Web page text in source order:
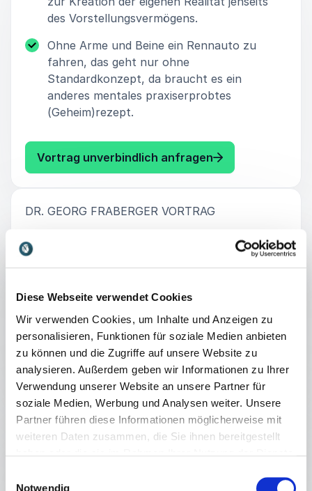
Diese Webseite verwendet Cookies
Wir verwenden Cookies, um Inhalte und Anzeigen zu
personalisieren, Funktionen für soziale Medien anbieten
zu können und die Zugriffe auf unsere Website zu
analysieren. Außerdem geben wir Informationen zu Ihrer
Verwendung unserer Website an unsere Partner für
soziale Medien, Werbung und Analysen weiter. Unsere
Partner führen diese Informationen möglicherweise mit
weiteren Daten zusammen, die Sie ihnen bereitgestellt
Notwendig
des Vorstellungsvermögens.
Ohne Arme und Beine ein Rennauto zu
fahren, das geht nur ohne
Standardkonzept, da braucht es ein
anderes mentales praxiserprobtes
(Geheim)rezept.
Vortrag unverbindlich anfragen: Dr. Georg
DR. GEORG FRABERGER VORTRAG
Die persönliche Entwicklung ist stets im
Spannungsfeld zwischen Innen (Intuition,
Erfahrungen,..) & Außen (knappe
Ressourcen, tue was der
„Chef/Partner/Gesellschaft“ sagt).
Wie gelingt der Spagat beruflich, privat und
persönlich die authentische leistungsfähige
und glückliche Version meines Ich zu sein
und jetzt wirklich zu leben?
+Mehr lesen
Vortrag unverbindlich anfragen: Dr. Georg
DR. GEORG FRABERGER VORTRAG:
Geistige Mobilität als essentielle
Schlüsselqualifikation